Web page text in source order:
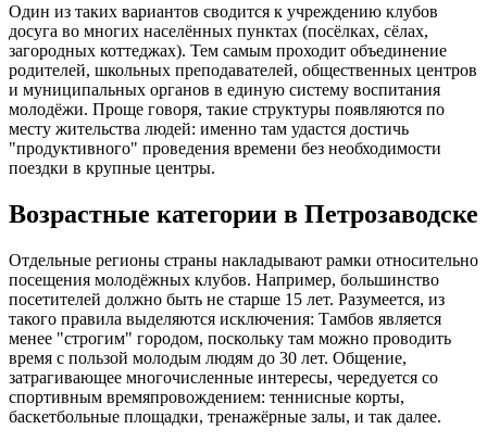
Один из таких вариантов сводится к учреждению клубов
досуга во многих населённых пунктах (посёлках, сёлах,
загородных коттеджах). Тем самым проходит объединение
родителей, школьных преподавателей, общественных центров
и муниципальных органов в единую систему воспитания
молодёжи. Проще говоря, такие структуры появляются по
месту жительства людей: именно там удастся достичь
"продуктивного" проведения времени без необходимости
поездки в крупные центры.
Возрастные категории в Петрозаводске
Отдельные регионы страны накладывают рамки относительно
посещения молодёжных клубов. Например, большинство
посетителей должно быть не старше 15 лет. Разумеется, из
такого правила выделяются исключения: Тамбов является
менее "строгим" городом, поскольку там можно проводить
время с пользой молодым людям до 30 лет. Общение,
затрагивающее многочисленные интересы, чередуется со
спортивным времяпровождением: теннисные корты,
баскетбольные площадки, тренажёрные залы, и так далее.